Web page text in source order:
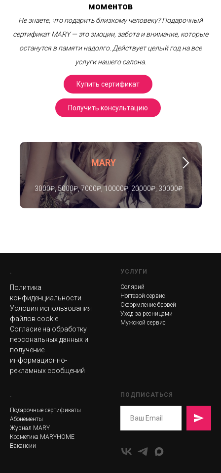
моментов
Не знаете, что подарить близкому человеку? Подарочный
сертификат MARY — это эмоции, забота и внимание, которые
останутся в памяти надолго. Действует целый год на все
услуги нашего салона.
Купить сертификат
Получить консультацию
MARY
3000₽, 5000₽, 7000₽, 10000₽, 20000₽, 30000₽
.
Политика
конфиденциальности
Условия использования
файлов cookie
Согласие на обработку
персональных данных и
получение
информационно-
рекламных сообщений
УСЛУГИ
Солярий
Ногтевой сервис
Оформление бровей
Уход за ресницами
Мужской сервис
.
Подарочные сертификаты
Абонементы
Журнал MARY
Косметика MARYHOME
Вакансии
ПОДПИСАТЬСЯ